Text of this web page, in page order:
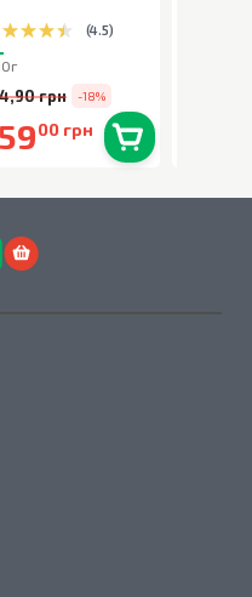
(4.5)
грн -18%
00 грн